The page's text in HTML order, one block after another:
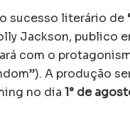
sucesso literário de
Jackson, publico
com o
A produção
no dia 1° de